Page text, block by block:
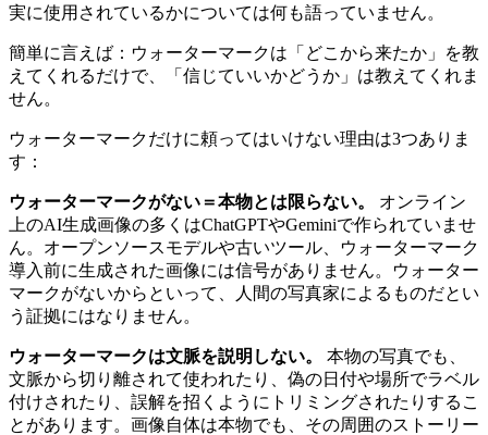
実に使用されているかについては何も語っていません。
簡単に言えば：ウォーターマークは「どこから来たか」を教
えてくれるだけで、「信じていいかどうか」は教えてくれま
せん。
ウォーターマークだけに頼ってはいけない理由は3つありま
す：
ウォーターマークがない＝本物とは限らない。
オンライン
上のAI生成画像の多くはChatGPTやGeminiで作られていませ
ん。オープンソースモデルや古いツール、ウォーターマーク
導入前に生成された画像には信号がありません。ウォーター
マークがないからといって、人間の写真家によるものだとい
う証拠にはなりません。
ウォーターマークは文脈を説明しない。
本物の写真でも、
文脈から切り離されて使われたり、偽の日付や場所でラベル
付けされたり、誤解を招くようにトリミングされたりするこ
とがあります。画像自体は本物でも、その周囲のストーリー